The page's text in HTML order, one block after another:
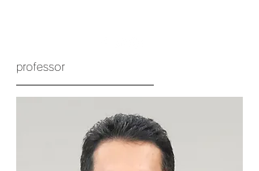
professor